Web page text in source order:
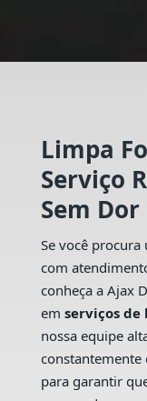
Limpa
Serviço
Sem Dor
Se você procura
com
conheça a Ajax
em serviços de
nossa equipe
constantemente
para garantir